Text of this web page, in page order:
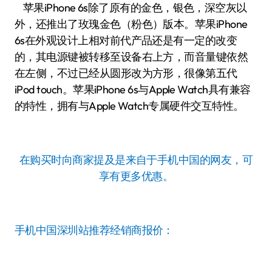
苹果iPhone 6s除了原有的金色，银色，深空灰以
外，还推出了玫瑰金色（粉色）版本。苹果iPhone
6s在外观设计上相对前代产品还是有一定的改变
的，其电源键被转移至设备右上方，而音量键依然
在左侧，不过已经从圆形改为方形，很像第五代
iPod touch。苹果iPhone 6s与Apple Watch具有兼容
的特性，拥有与Apple Watch专属硬件交互特性。
在购买时向商家提及是来自于手机中国的网友，可
享有更多优惠。
手机中国深圳站推荐经销商报价：